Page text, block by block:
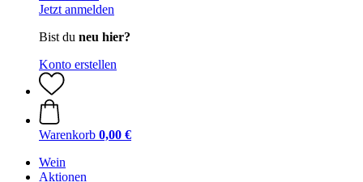
Jetzt anmelden
Bist du neu hier?
Konto erstellen
Warenkorb 0,00 €
Wein
Aktionen